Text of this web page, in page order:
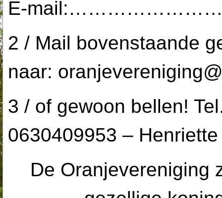
E-
2 / Mail bovenstaande
naar:
3 / of gewoon bellen!
0630409953 –
De Oranjevereniging